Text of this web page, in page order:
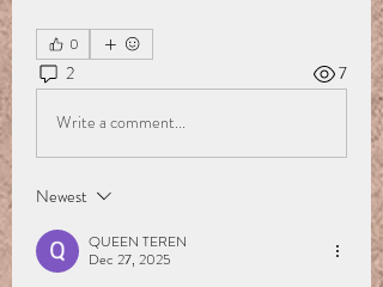
0
2 7
Write a comment...
Newest
QUEEN TEREN
Dec 27, 2025